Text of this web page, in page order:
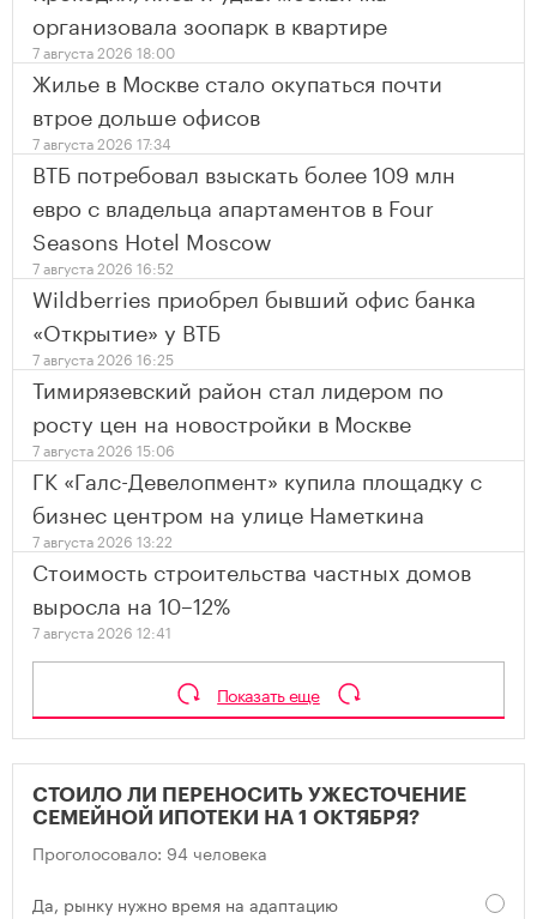
организовала зоопарк в квартире
7 августа 2026 18:00
Жилье в Москве стало окупаться почти
втрое дольше офисов
7 августа 2026 17:34
ВТБ потребовал взыскать более 109 млн
евро с владельца апартаментов в Four
Seasons Hotel Moscow
7 августа 2026 16:52
Wildberries приобрел бывший офис банка
«Открытие» у ВТБ
7 августа 2026 16:25
Тимирязевский район стал лидером по
росту цен на новостройки в Москве
7 августа 2026 15:06
ГК «Галс-Девелопмент» купила площадку с
бизнес центром на улице Наметкина
7 августа 2026 13:22
Стоимость строительства частных домов
выросла на 10–12%
7 августа 2026 12:41
Показать еще
СТОИЛО ЛИ ПЕРЕНОСИТЬ УЖЕСТОЧЕНИЕ
СЕМЕЙНОЙ ИПОТЕКИ НА 1 ОКТЯБРЯ?
Проголосовало: 94 человека
Да, рынку нужно время на адаптацию